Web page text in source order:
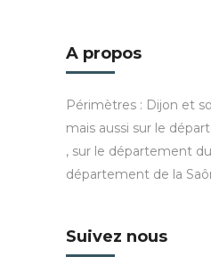
A propos
Périmètres : Dijon et
mais aussi sur le
, sur le département
département de la
Suivez nous